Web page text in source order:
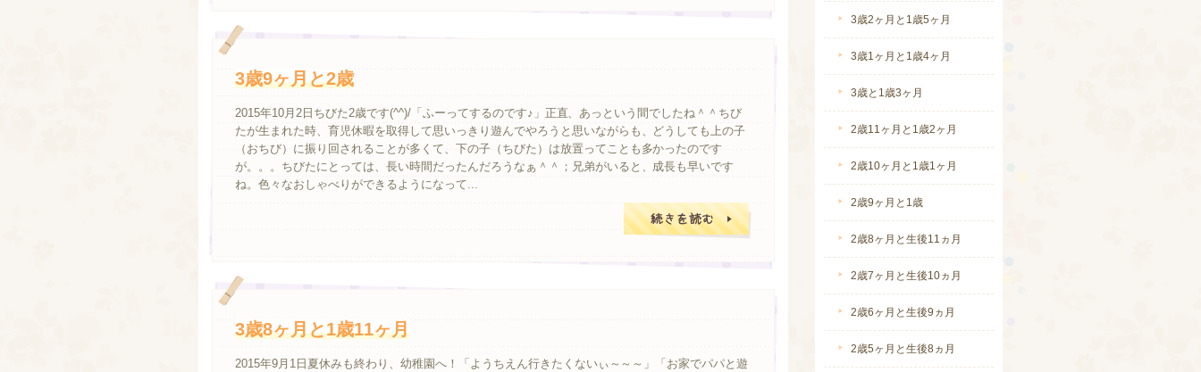
3歳9ヶ月と2歳
2015年10月2日ちびた2歳です(^^)/「ふーってするのです♪」正直、あっという間でしたね＾＾ちび
たが生まれた時、育児休暇を取得して思いっきり遊んでやろうと思いながらも、どうしても上の子
（おちび）に振り回されることが多くて、下の子（ちびた）は放置ってことも多かったのです
が。。。ちびたにとっては、長い時間だったんだろうなぁ＾＾；兄弟がいると、成長も早いです
ね。色々なおしゃべりができるようになって...
3歳8ヶ月と1歳11ヶ月
2015年9月1日夏休みも終わり、幼稚園へ！「ようちえん行きたくないぃ～～～」「お家でパパと遊
3歳2ヶ月と1歳5ヶ月
3歳1ヶ月と1歳4ヶ月
3歳と1歳3ヶ月
2歳11ヶ月と1歳2ヶ月
2歳10ヶ月と1歳1ヶ月
2歳9ヶ月と1歳
2歳8ヶ月と生後11ヵ月
2歳7ヶ月と生後10ヵ月
2歳6ヶ月と生後9ヵ月
2歳5ヶ月と生後8ヵ月